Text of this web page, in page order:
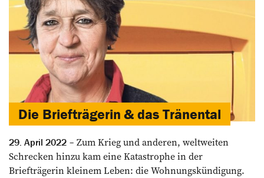
Die Briefträgerin & das Tränental
29. April 2022
Zum Krieg und anderen, weltweiten
Schrecken hinzu kam eine Katastrophe in der
Briefträgerin kleinem Leben: die Wohnungskündigung.